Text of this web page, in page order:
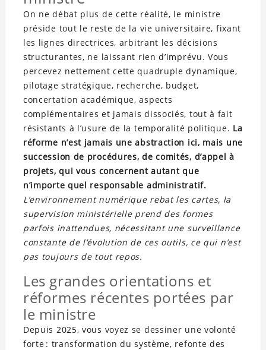
On ne débat plus de cette réalité, le ministre
préside tout le reste de la vie universitaire, fixant
les lignes directrices, arbitrant les décisions
structurantes, ne laissant rien d’imprévu. Vous
percevez nettement cette quadruple dynamique,
pilotage stratégique, recherche, budget,
concertation académique, aspects
complémentaires et jamais dissociés, tout à fait
résistants à l’usure de la temporalité politique. La
réforme n’est jamais une abstraction ici, mais une
succession de procédures, de comités, d’appel à
projets, qui vous concernent autant que
n’importe quel responsable administratif.
L’environnement numérique rebat les cartes, la
supervision ministérielle prend des formes
parfois inattendues, nécessitant une surveillance
constante de l’évolution de ces outils, ce qui n’est
pas toujours de tout repos.
Les grandes orientations et
réformes récentes portées par
le ministre
Depuis 2025, vous voyez se dessiner une volonté
forte : transformation du système, refonte des